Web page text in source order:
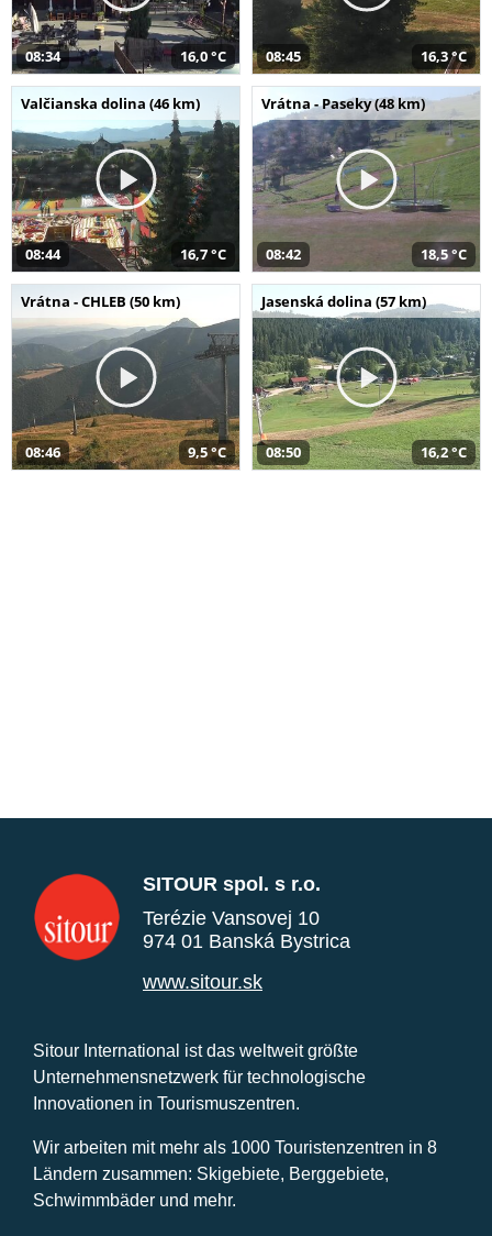
08:34 16,0 °C 08:45 16,3 °C
Valčianska dolina (46 km)
08:44 16,7 °C
Vrátna - Paseky (48 km)
08:42 18,5 °C
Vrátna - CHLEB (50 km)
08:46 9,5 °C
Jasenská dolina (57 km)
08:50 16,2 °C
SITOUR spol. s r.o.
Terézie Vansovej 10
974 01 Banská Bystrica
www.sitour.sk
Sitour International ist das weltweit größte
Unternehmensnetzwerk für technologische
Innovationen in Tourismuszentren.
Wir arbeiten mit mehr als 1000 Touristenzentren in 8
Ländern zusammen: Skigebiete, Berggebiete,
Schwimmbäder und mehr.